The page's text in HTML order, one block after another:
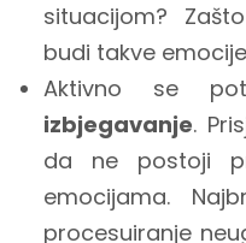
situacijom?
budi takve
Aktivno se
izbjegavanje.
da ne postoji
emocijama.
procesuiranje